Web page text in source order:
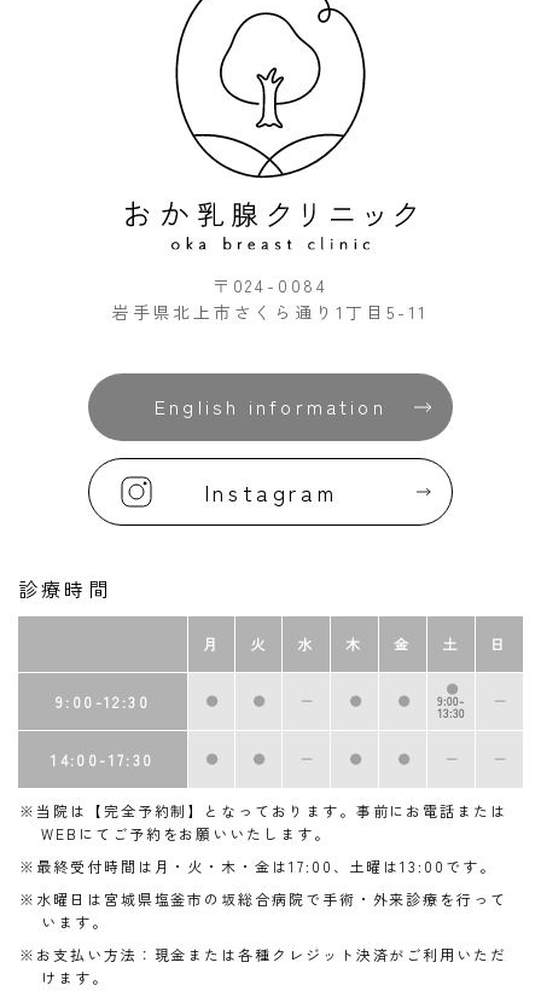
〒024-0084
岩手県北上市さくら通り1丁目5-11
English information
Instagram
診療時間
月 火 水 木 金 土 日
9:00-12:30 ● ● ー ● ●
●
9:00-
13:30
ー
14:00-17:30 ● ● ー ● ● ー ー
※当院は【完全予約制】となっております。事前にお電話または
WEBにてご予約をお願いいたします。
※最終受付時間は月・火・木・金は17:00、土曜は13:00です。
※水曜日は宮城県塩釜市の坂総合病院で手術・外来診療を行って
います。
※お支払い方法：現金または各種クレジット決済がご利用いただ
けます。